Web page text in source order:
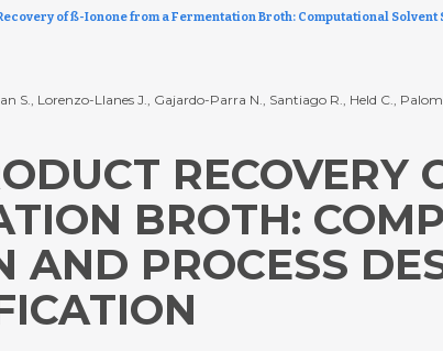
of ß-Ionone from a Fermentation Broth: Computational
Lorenzo-Llanes J., Gajardo-Parra N., Santiago R., Held C.,
RECOVERY
BROTH:
PROCESS